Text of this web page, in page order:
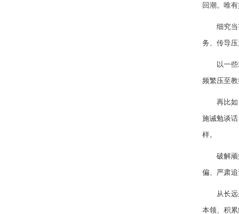
回潮。唯
细究当前
务、传导压
以一些地
频繁压至
再比如，
施诫勉谈
样。
破解顽疾
偏、严肃
从长远来
本领、积